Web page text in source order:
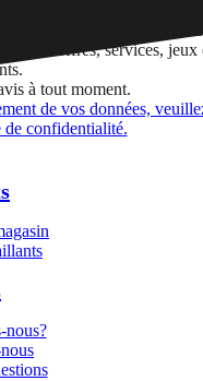
par email et sur les
BidCo et des sociétés du
leurs offres, services, jeux
à tout moment.
de vos données,
confidentialité.
nous?